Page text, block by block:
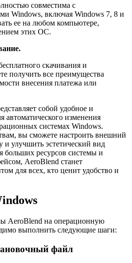
совместима с
Windows, включая Windows 7, 8 и
ее на любом компьютере,
этих ОС.
скачивания и
получить все преимущества
внесения платежа или
собой удобное и
автоматического изменения
системах Windows.
вы сможете настроить внешний
и улучшить эстетический вид
больших ресурсов системы и
AeroBlend станет
для всех, кто ценит удобство и
AeroBlend на операционную
выполнить следующие шаги:
файл